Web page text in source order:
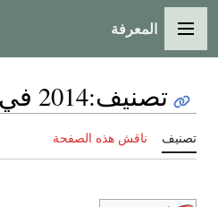
القائمة الرئيسية
المعرفة
تصنيف:2014 في الصين
تصنيف ناقش هذه الصفحة